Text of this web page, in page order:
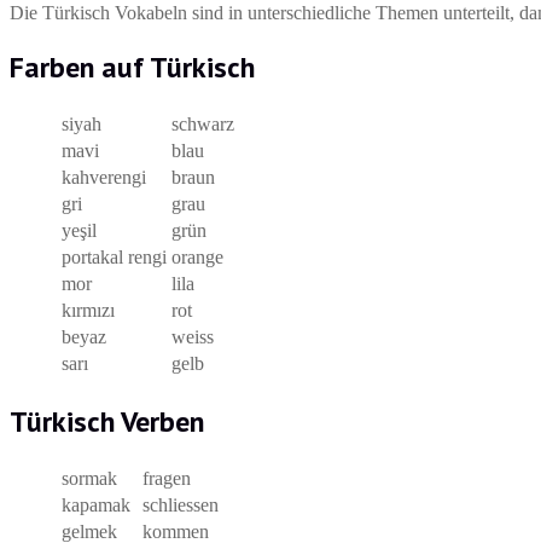
Die Türkisch Vokabeln sind in unterschiedliche Themen unterteilt,
Farben auf Türkisch
siyah
schwarz
mavi
blau
kahverengi
braun
gri
grau
yeşil
grün
portakal rengi orange
mor
lila
kırmızı
rot
beyaz
weiss
sarı
gelb
Türkisch Verben
sormak
fragen
kapamak schliessen
gelmek
kommen